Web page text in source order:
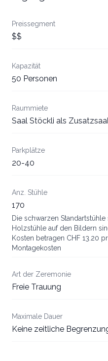
Preissegment
$$
Kapazität
50 Personen
Raummiete
Saal Stöckli als
Parkplätze
20-40
Anz. Stühle
170
Die schwarzen
Holzstühle auf den Bildern
Kosten betragen CHF 13.20
Montagekosten
Art der Zeremonie
Freie Trauung
Maximale Dauer
Keine zeitliche